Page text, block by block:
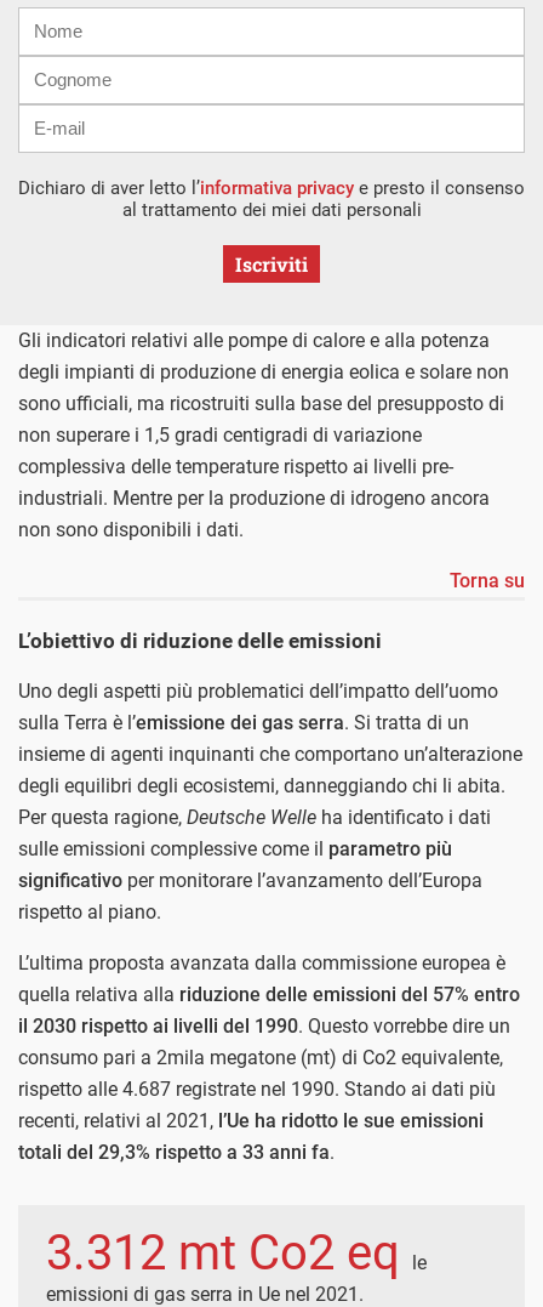
mail
Dichiaro di aver letto l’informativa privacy e presto il consenso
al trattamento dei miei dati personali
Iscriviti
Gli indicatori relativi alle pompe di calore e alla potenza
degli impianti di produzione di energia eolica e solare non
sono ufficiali, ma ricostruiti sulla base del presupposto di
non superare i 1,5 gradi centigradi di variazione
complessiva delle temperature rispetto ai livelli pre-
industriali. Mentre per la produzione di idrogeno ancora
non sono disponibili i dati.
Torna su
L’obiettivo di riduzione delle emissioni
Uno degli aspetti più problematici dell’impatto dell’uomo
sulla Terra è l’emissione dei gas serra. Si tratta di un
insieme di agenti inquinanti che comportano un’alterazione
degli equilibri degli ecosistemi, danneggiando chi li abita.
Per questa ragione, Deutsche Welle ha identificato i dati
sulle emissioni complessive come il parametro più
significativo per monitorare l’avanzamento dell’Europa
rispetto al piano.
L’ultima proposta avanzata dalla commissione europea è
quella relativa alla riduzione delle emissioni del 57% entro
il 2030 rispetto ai livelli del 1990. Questo vorrebbe dire un
consumo pari a 2mila megatone (mt) di Co2 equivalente,
rispetto alle 4.687 registrate nel 1990. Stando ai dati più
recenti, relativi al 2021, l’Ue ha ridotto le sue emissioni
totali del 29,3% rispetto a 33 anni fa.
3.312 mt Co2 eq
le
emissioni di gas serra in Ue nel 2021.